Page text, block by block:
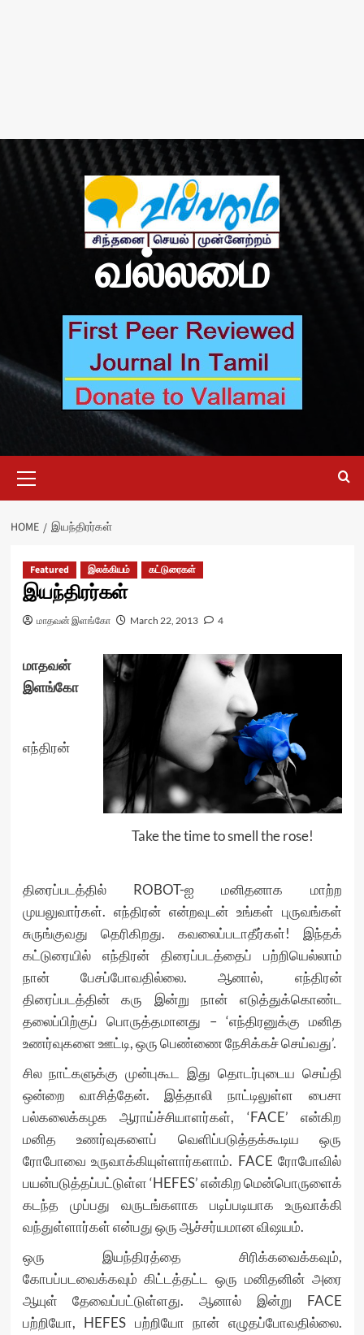
வல்லமை
Menu
HOME இயந்திரர்கள்
Featured இலக்கியம் கட்டுரைகள்
இயந்திரர்கள்
மாதவன் இளங்கோ March 22, 2013 4
Take the time to smell the rose!
மாதவன்
இளங்கோ
எந்திரன்
திரைப்படத்தில் ROBOT-ஐ மனிதனாக மாற்ற
முயலுவார்கள். எந்திரன் என்றவுடன் உங்கள் புருவங்கள்
சுருங்குவது தெரிகிறது. கவலைப்படாதீர்கள்! இந்தக்
கட்டுரையில் எந்திரன் திரைப்படத்தைப் பற்றியெல்லாம்
நான் பேசப்போவதில்லை. ஆனால், எந்திரன்
திரைப்படத்தின் கரு இன்று நான் எடுத்துக்கொண்ட
தலைப்பிற்குப் பொருத்தமானது – ‘எந்திரனுக்கு மனித
உணர்வுகளை ஊட்டி, ஒரு பெண்ணை நேசிக்கச் செய்வது’.
சில நாட்களுக்கு முன்புகூட இது தொடர்புடைய செய்தி
ஒன்றை வாசித்தேன். இத்தாலி நாட்டிலுள்ள பைசா
பல்கலைக்கழக ஆராய்ச்சியாளர்கள், ‘FACE’ என்கிற
மனித உணர்வுகளைப் வெளிப்படுத்தக்கூடிய ஒரு
ரோபோவை உருவாக்கியுள்ளார்களாம். FACE ரோபோவில்
பயன்படுத்தப்பட்டுள்ள ‘HEFES’ என்கிற மென்பொருளைக்
கடந்த முப்பது வருடங்களாக படிப்படியாக உருவாக்கி
வந்துள்ளார்கள் என்பது ஒரு ஆச்சர்யமான விஷயம்.
ஒரு இயந்திரத்தை சிரிக்கவைக்கவும்,
கோபப்படவைக்கவும் கிட்டத்தட்ட ஒரு மனிதனின் அரை
ஆயுள் தேவைப்பட்டுள்ளது. ஆனால் இன்று FACE
பற்றியோ, HEFES பற்றியோ நான் எழுதப்போவதில்லை.